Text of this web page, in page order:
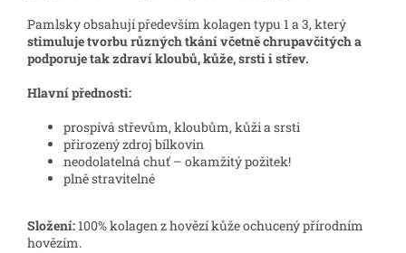
Pamlsky obsahují především kolagen typu 1 a 3, který
stimuluje tvorbu různých tkání včetně chrupavčitých a
podporuje tak zdraví kloubů, kůže, srsti i střev.
Hlavní přednosti:
prospívá střevům, kloubům, kůži a srsti
přirozený zdroj bílkovin
neodolatelná chuť – okamžitý požitek!
plně stravitelné
Složení:100% kolagen z hovězí kůže ochucený přírodním
hovězím.